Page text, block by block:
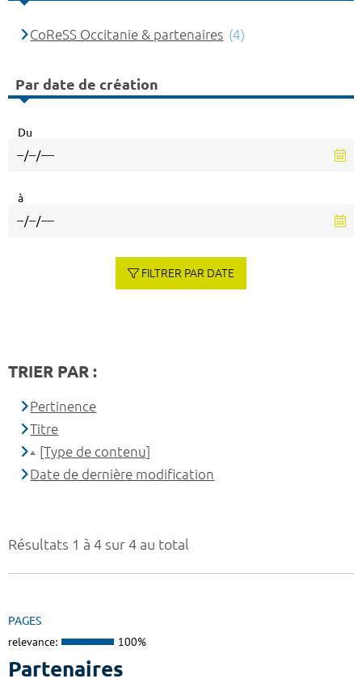
Résultats 1 à 4 sur 4 au total
PAGES
relevance: 100%
Partenaires
CoReSS Occitanie & partenaires (4)
Par date de création
Du
à
FILTRER PAR DATE
TRIER PAR :
Pertinence
Titre
[Type de contenu]
Date de dernière modification